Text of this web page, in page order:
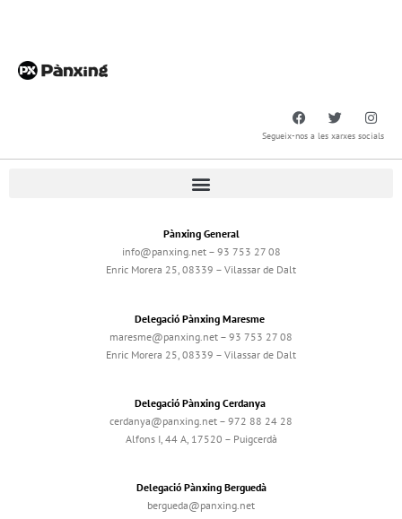
Segueix-nos a les xarxes socials
Pànxing General
info@panxing.net – 93 753 27 08
Enric Morera 25, 08339 – Vilassar de Dalt
Delegació Pànxing Maresme
maresme@panxing.net – 93 753 27 08
Enric Morera 25, 08339 – Vilassar de Dalt
Delegació Pànxing Cerdanya
cerdanya@panxing.net – 972 88 24 28
Alfons I, 44 A, 17520 – Puigcerdà
Delegació Pànxing Berguedà
bergueda@panxing.net